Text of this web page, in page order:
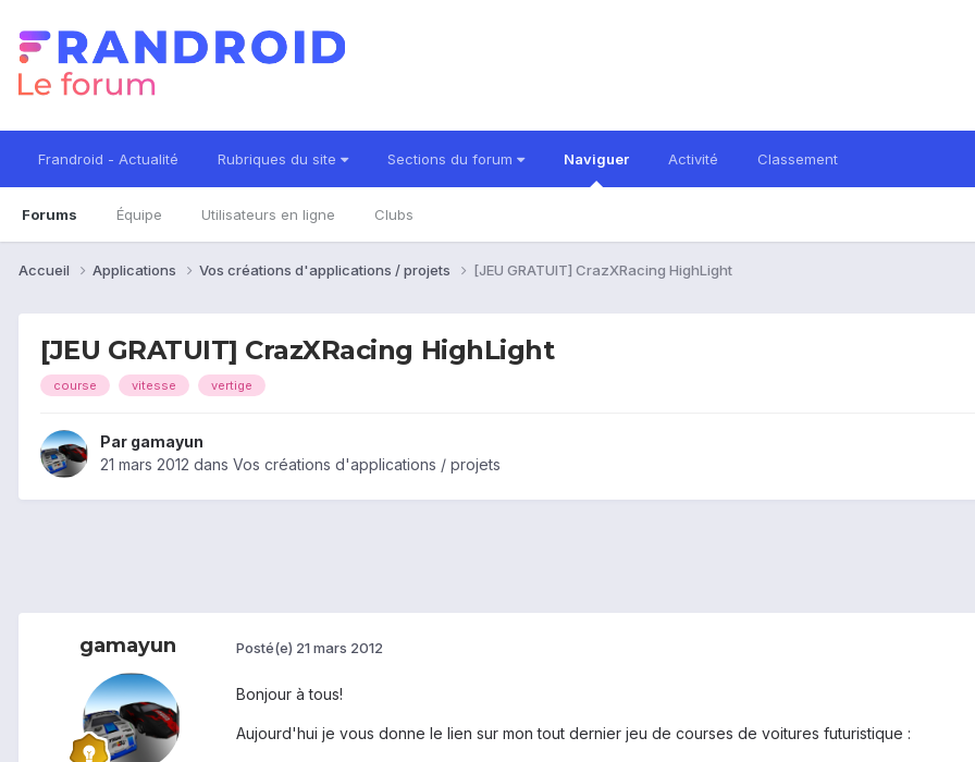
Frandroid - Actualité Rubriques du site Sections du forum Naviguer
Forums Équipe Utilisateurs en ligne Clubs
Activité Classement
Accueil Applications Vos créations d'applications / projets [JEU GRATUIT] CrazXRacing HighLight
[JEU GRATUIT] CrazXRacing HighLight
course vitesse vertige
Par gamayun
21 mars 2012 dans Vos créations d'applications / projets
gamayun Posté(e) 21 mars 2012
Bonjour à tous!
Aujourd'hui je vous donne le lien sur mon tout dernier jeu de courses de voitures futuristique :